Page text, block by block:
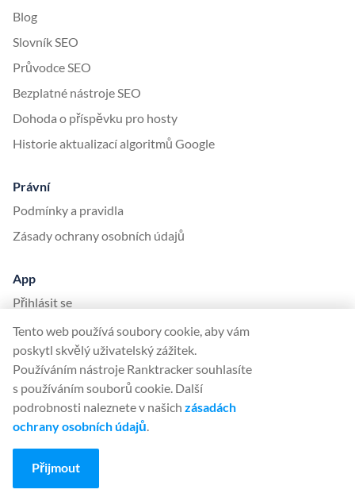
Blog
Slovník SEO
Průvodce SEO
Bezplatné nástroje SEO
Dohoda o příspěvku pro hosty
Historie aktualizací algoritmů Google
Právní
Podmínky a pravidla
Zásady ochrany osobních údajů
App
Přihlásit se
Zaregistrujte se
Stanovení cen
Milníky aplikace
Helpdesk
English (English)
Deutsch (German)
Tento web používá soubory cookie, aby vám
poskytl skvělý uživatelský zážitek.
Používáním nástroje Ranktracker souhlasíte
s používáním souborů cookie. Další
podrobnosti naleznete v našich zásadách
ochrany osobních údajů.
Přijmout